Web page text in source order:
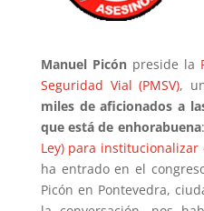
Manuel Picónpreside la
Seguridad Vial (PMSV),
miles de aficionados a
que está de enhorabuena
Ley) para
ha entrado en el
Picón en Pontevedra,